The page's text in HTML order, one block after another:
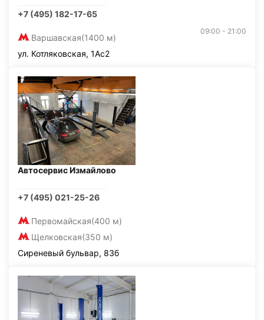
+7 (495) 182-17-65
Варшавская(1400 м)
09:00 - 21:00
ул. Котляковская, 1Ас2
Автосервис Измайлово
+7 (495) 021-25-26
Первомайская(400 м)
Щелковская(350 м)
Сиреневый бульвар, 83б